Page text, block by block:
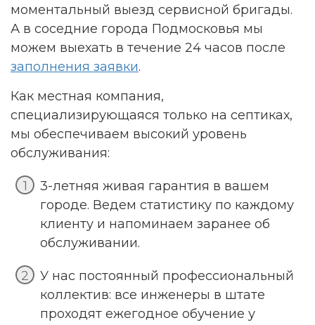
моментальный выезд сервисной бригады.
А в соседние города Подмосковья мы
можем выехать в течение 24 часов после
заполнения заявки.
Как местная компания,
специализирующаяся только на септиках,
мы обеспечиваем высокий уровень
обслуживания:
3-летняя живая гарантия в вашем
городе. Ведем статистику по каждому
клиенту и напоминаем заранее об
обслуживании.
У нас постоянный профессиональный
коллектив: все инженеры в штате
проходят ежегодное обучение у